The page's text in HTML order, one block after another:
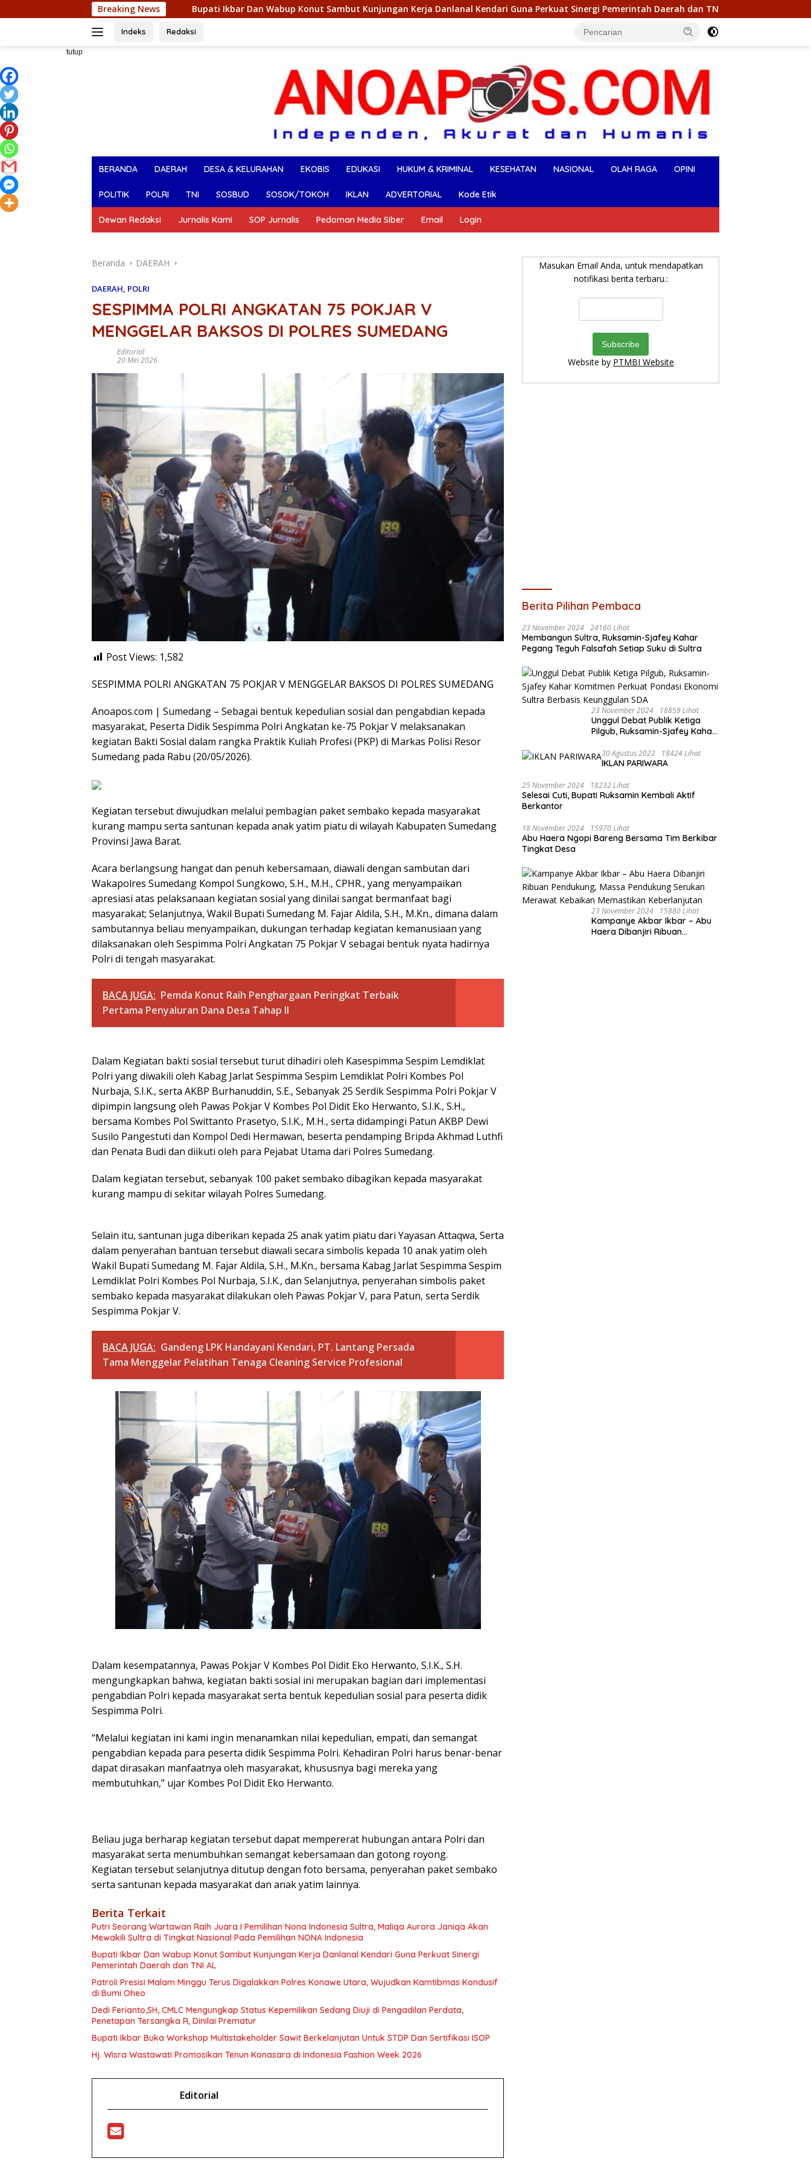
ke
Breaking News
Bupati Ikbar Dan Wabup Konut Sambut Kunjungan Kerja Danlanal Kendari Guna Perkuat Sinergi Pemerintah Daerah dan TNI AL Patroli Presisi Malam Minggu Terus
Indeks Redaksi
tutup
BERANDA DAERAH DESA & KELURAHAN EKOBIS EDUKASI HUKUM & KRIMINAL KESEHATAN NASIONAL OLAH RAGA OPINI
POLITIK POLRI TNI SOSBUD SOSOK/TOKOH IKLAN ADVERTORIAL Kode Etik
Dewan Redaksi Jurnalis Kami SOP Jurnalis Pedoman Media Siber Email Login
Beranda DAERAH
DAERAH, POLRI
SESPIMMA POLRI ANGKATAN 75 POKJAR V
MENGGELAR BAKSOS DI POLRES SUMEDANG
Editorial
20 Mei 2026
Post Views: 1,582
SESPIMMA POLRI ANGKATAN 75 POKJAR V MENGGELAR BAKSOS DI POLRES SUMEDANG
Anoapos.com | Sumedang – Sebagai bentuk kepedulian sosial dan pengabdian kepada
masyarakat, Peserta Didik Sespimma Polri Angkatan ke-75 Pokjar V melaksanakan
kegiatan Bakti Sosial dalam rangka Praktik Kuliah Profesi (PKP) di Markas Polisi Resor
Sumedang pada Rabu (20/05/2026).
Kegiatan tersebut diwujudkan melalui pembagian paket sembako kepada masyarakat
kurang mampu serta santunan kepada anak yatim piatu di wilayah Kabupaten Sumedang
Provinsi Jawa Barat.
Acara berlangsung hangat dan penuh kebersamaan, diawali dengan sambutan dari
Wakapolres Sumedang Kompol Sungkowo, S.H., M.H., CPHR., yang menyampaikan
apresiasi atas pelaksanaan kegiatan sosial yang dinilai sangat bermanfaat bagi
masyarakat; Selanjutnya, Wakil Bupati Sumedang M. Fajar Aldila, S.H., M.Kn., dimana dalam
sambutannya beliau menyampaikan, dukungan terhadap kegiatan kemanusiaan yang
dilaksanakan oleh Sespimma Polri Angkatan 75 Pokjar V sebagai bentuk nyata hadirnya
Polri di tengah masyarakat.
BACA JUGA: Pemda Konut Raih Penghargaan Peringkat Terbaik
Pertama Penyaluran Dana Desa Tahap II
Dalam Kegiatan bakti sosial tersebut turut dihadiri oleh Kasespimma Sespim Lemdiklat
Polri yang diwakili oleh Kabag Jarlat Sespimma Sespim Lemdiklat Polri Kombes Pol
Nurbaja, S.I.K., serta AKBP Burhanuddin, S.E., Sebanyak 25 Serdik Sespimma Polri Pokjar V
dipimpin langsung oleh Pawas Pokjar V Kombes Pol Didit Eko Herwanto, S.I.K., S.H.,
bersama Kombes Pol Swittanto Prasetyo, S.I.K., M.H., serta didampingi Patun AKBP Dewi
Susilo Pangestuti dan Kompol Dedi Hermawan, beserta pendamping Bripda Akhmad Luthfi
dan Penata Budi dan diikuti oleh para Pejabat Utama dari Polres Sumedang.
Dalam kegiatan tersebut, sebanyak 100 paket sembako dibagikan kepada masyarakat
kurang mampu di sekitar wilayah Polres Sumedang.
Selain itu, santunan juga diberikan kepada 25 anak yatim piatu dari Yayasan Attaqwa, Serta
dalam penyerahan bantuan tersebut diawali secara simbolis kepada 10 anak yatim oleh
Wakil Bupati Sumedang M. Fajar Aldila, S.H., M.Kn., bersama Kabag Jarlat Sespimma Sespim
Lemdiklat Polri Kombes Pol Nurbaja, S.I.K., dan Selanjutnya, penyerahan simbolis paket
sembako kepada masyarakat dilakukan oleh Pawas Pokjar V, para Patun, serta Serdik
Sespimma Pokjar V.
BACA JUGA: Gandeng LPK Handayani Kendari, PT. Lantang Persada
Tama Menggelar Pelatihan Tenaga Cleaning Service Profesional
Dalam kesempatannya, Pawas Pokjar V Kombes Pol Didit Eko Herwanto, S.I.K., S.H.
mengungkapkan bahwa, kegiatan bakti sosial ini merupakan bagian dari implementasi
pengabdian Polri kepada masyarakat serta bentuk kepedulian sosial para peserta didik
Sespimma Polri.
“Melalui kegiatan ini kami ingin menanamkan nilai kepedulian, empati, dan semangat
pengabdian kepada para peserta didik Sespimma Polri. Kehadiran Polri harus benar-benar
dapat dirasakan manfaatnya oleh masyarakat, khususnya bagi mereka yang
membutuhkan,” ujar Kombes Pol Didit Eko Herwanto.
Beliau juga berharap kegiatan tersebut dapat mempererat hubungan antara Polri dan
masyarakat serta menumbuhkan semangat kebersamaan dan gotong royong.
Kegiatan tersebut selanjutnya ditutup dengan foto bersama, penyerahan paket sembako
serta santunan kepada masyarakat dan anak yatim lainnya.
Berita Terkait
Putri Seorang Wartawan ‎Raih Juara I Pemilihan Nona Indonesia Sultra, Maliqa Aurora Janiqa Akan
Mewakili Sultra di Tingkat Nasional Pada Pemilihan NONA Indonesia
Bupati Ikbar Dan Wabup Konut Sambut Kunjungan Kerja Danlanal Kendari Guna Perkuat Sinergi
Pemerintah Daerah dan TNI AL
Patroli Presisi Malam Minggu Terus Digalakkan Polres Konawe Utara, Wujudkan Kamtibmas Kondusif
di Bumi Oheo
Dedi Ferianto,SH, CMLC Mengungkap Status Kepemilikan Sedang Diuji di Pengadilan Perdata,
Penetapan Tersangka R, Dinilai Prematur
Bupati Ikbar Buka Workshop Multistakeholder Sawit Berkelanjutan Untuk STDP Dan Sertifikasi ISOP
Hj. Wisra Wastawati Promosikan Tenun Konasara di Indonesia Fashion Week 2026
Editorial
Masukan Email Anda, untuk mendapatkan
notifikasi berita terbaru.:
Website by PTMBI Website
Berita Pilihan Pembaca
23 November 2024 24160 Lihat
Membangun Sultra, Ruksamin-Sjafey Kahar
Pegang Teguh Falsafah Setiap Suku di Sultra
23 November 2024 18859 Lihat
Unggul Debat Publik Ketiga
Pilgub, Ruksamin-Sjafey Kahar
Ekonomi Sultra Berbasis
Keunggulan SDA
30 Agustus 2022 18424 Lihat
IKLAN PARIWARA
25 November 2024 18232 Lihat
Selesai Cuti, Bupati Ruksamin Kembali Aktif
Berkantor
18 November 2024 15970 Lihat
Abu Haera Ngopi Bareng Bersama Tim Berkibar
Tingkat Desa
23 November 2024 15880 Lihat
Kampanye Akbar Ikbar – Abu
Haera Dibanjiri Ribuan